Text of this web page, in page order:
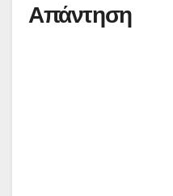
Απάντηση